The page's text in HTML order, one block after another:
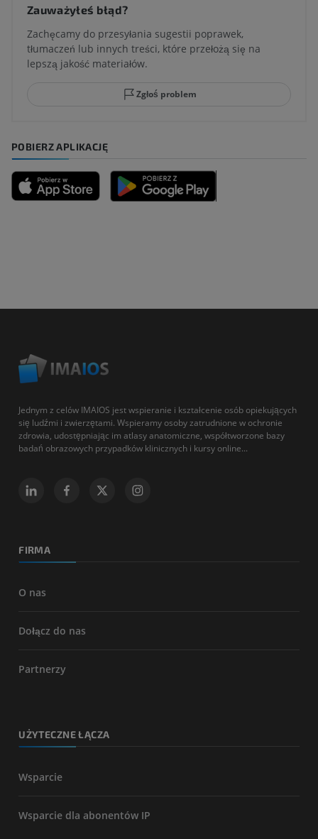
Zauważyłeś błąd?
Zachęcamy do przesyłania sugestii poprawek,
tłumaczeń lub innych treści, które przełożą się na
lepszą jakość materiałów.
Zgłoś problem
POBIERZ APLIKACJĘ
Jednym z celów IMAIOS jest wspieranie i kształcenie osób opiekujących
się ludźmi i zwierzętami. Wspieramy osoby zatrudnione w ochronie
zdrowia, udostępniając im atlasy anatomiczne, współtworzone bazy
badań obrazowych przypadków klinicznych i kursy online...
FIRMA
O nas
Dołącz do nas
Partnerzy
UŻYTECZNE ŁĄCZA
Wsparcie
Wsparcie dla abonentów IP